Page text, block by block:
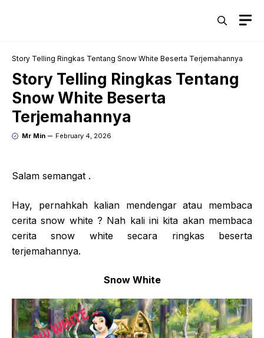
Story Telling Ringkas Tentang Snow White Beserta Terjemahannya
Story Telling Ringkas Tentang
Snow White Beserta
Terjemahannya
Mr Min February 4, 2026
Salam semangat .
Hay, pernahkah kalian mendengar atau membaca
cerita snow white ? Nah kali ini kita akan membaca
cerita snow white secara ringkas beserta
terjemahannya.
Snow White